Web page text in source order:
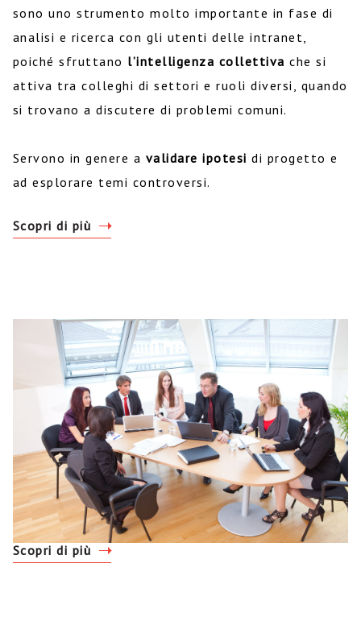
sono uno strumento molto importante in fase di
analisi e ricerca con gli utenti delle intranet,
poiché sfruttano l’intelligenza collettiva che si
attiva tra colleghi di settori e ruoli diversi, quando
si trovano a discutere di problemi comuni.
Servono in genere a validare ipotesi di progetto e
ad esplorare temi controversi.
Scopri di più
Scopri di più